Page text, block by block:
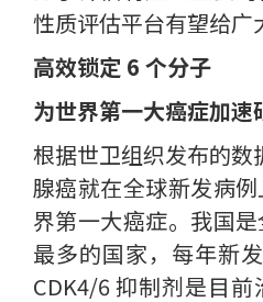
性质评估平台有望给广
高效锁定 6 个分子
为世界第一大癌症加速
根据世卫组织发布的数
腺癌就在全球新发病
界第一大癌症。我国
最多的国家，每年新
CDK4/6 抑制剂是目